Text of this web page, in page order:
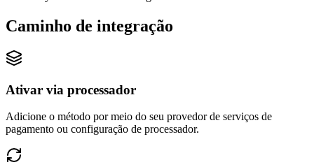
Caminho de integração
Ativar via processador
Adicione o método por meio do seu provedor de serviços de
pagamento ou configuração de processador.